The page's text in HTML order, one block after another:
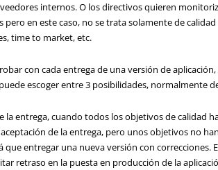
internos. O los directivos quieren
pero en este caso, no se trata solamente de
time to market, etc.
con cada entrega de una versión de
escoger entre 3 posibilidades, normalmente
la entrega, cuando todos los objetivos de calidad
de la entrega, pero unos objetivos no
que entregar una nueva versión con correcciones.
retraso en la puesta en producción de la